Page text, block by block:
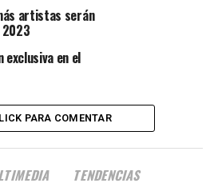
artistas serán
exclusiva en el
PARA COMENTAR
TENDENCIAS